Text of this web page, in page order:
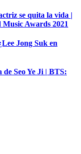
se quita la vida |
Awards 2021
Jong Suk en
Seo Ye Ji | BTS: